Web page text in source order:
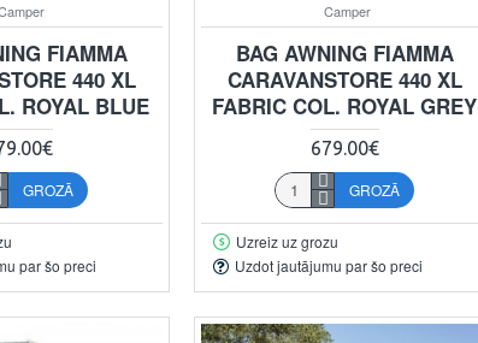
FIAMMA
440 XL
ROYAL BLUE
GROZĀ
par šo preci
Camper
BAG AWNING FIAMMA
CARAVANSTORE 440 XL
FABRIC COL. ROYAL GREY
679.00€
GROZĀ
Uzreiz uz grozu
Uzdot jautājumu par šo preci